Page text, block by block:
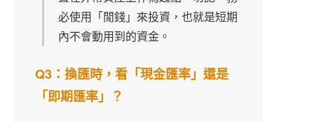
必使用「閒錢」來投資，也就是短期
內不會動用到的資金。
Q3：換匯時，看「現金匯率」還是
「即期匯率」？